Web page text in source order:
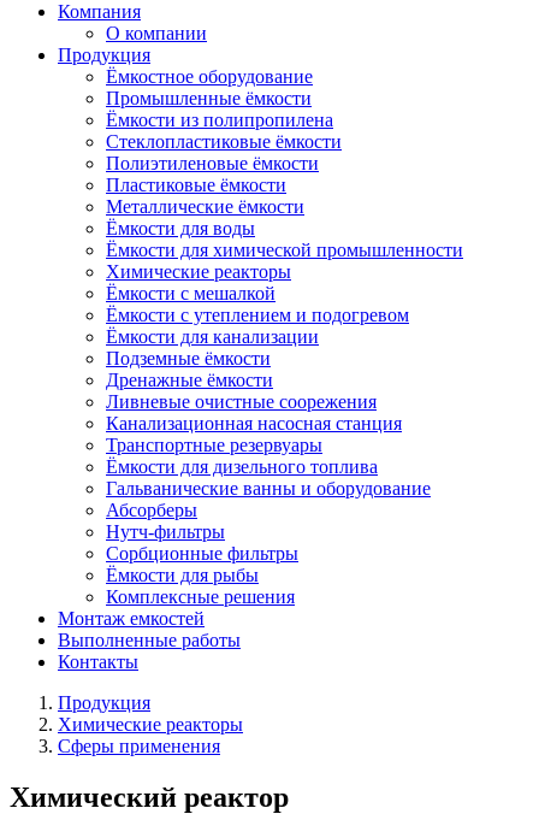
Компания
О компании
Продукция
Ёмкостное оборудование
Промышленные ёмкости
Ёмкости из полипропилена
Стеклопластиковые ёмкости
Полиэтиленовые ёмкости
Пластиковые ёмкости
Металлические ёмкости
Ёмкости для воды
Ёмкости для химической промышленности
Химические реакторы
Ёмкости с мешалкой
Ёмкости с утеплением и подогревом
Ёмкости для канализации
Подземные ёмкости
Дренажные ёмкости
Ливневые очистные соорежения
Канализационная насосная станция
Транспортные резервуары
Ёмкости для дизельного топлива
Гальванические ванны и оборудование
Абсорберы
Нутч-фильтры
Сорбционные фильтры
Ёмкости для рыбы
Комплексные решения
Монтаж емкостей
Выполненные работы
Контакты
Продукция
Химические реакторы
Сферы применения
Химический реактор